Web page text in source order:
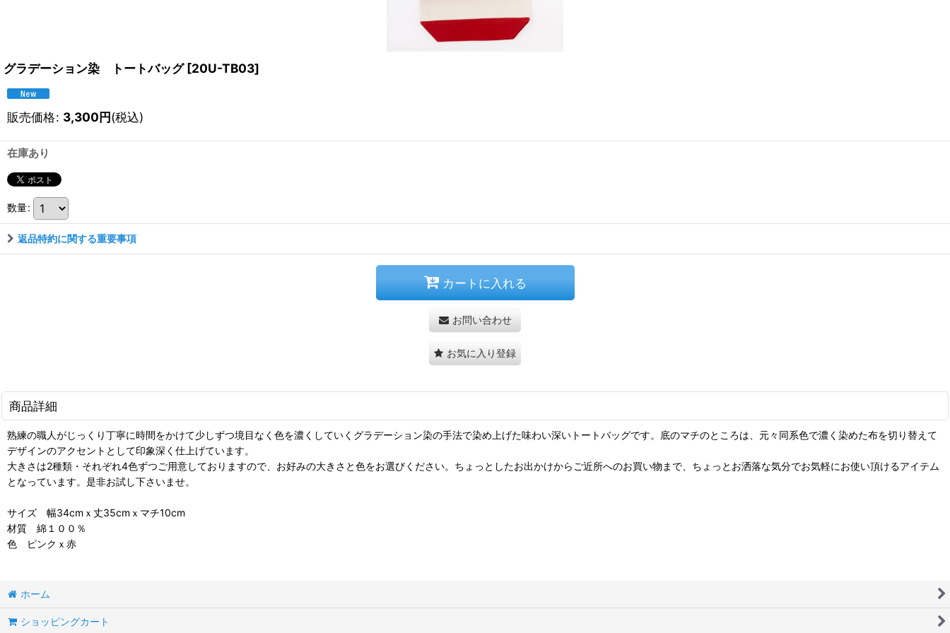
グラデーション染 トートバッグ [20U-TB03]
販売価格: 3,300円(税込)
在庫あり
数量:
返品特約に関する重要事項
カートに入れる
お問い合わせ
お気に入り登録
商品詳細
熟練の職人がじっくり丁寧に時間をかけて少しずつ境目なく色を濃くしていくグラデーション染の手法で染め上げた味わい深いトートバッグです。底のマチのところは、元々同系色で濃く染めた布を切り替えて
デザインのアクセントとして印象深く仕上げています。
大きさは2種類・それぞれ4色ずつご用意しておりますので、お好みの大きさと色をお選びください。ちょっとしたお出かけからご近所へのお買い物まで、ちょっとお洒落な気分でお気軽にお使い頂けるアイテム
となっています。是非お試し下さいませ。
サイズ 幅34cmｘ丈35cmｘマチ10cm
材質 綿１００％
色 ピンクｘ赤
ホーム
ショッピングカート